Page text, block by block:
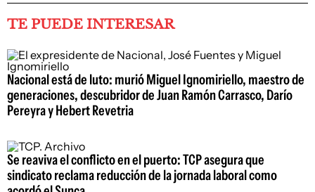
TE PUEDE INTERESAR
Nacional está de luto: murió Miguel Ignomiriello, maestro de
generaciones, descubridor de Juan Ramón Carrasco, Darío
Pereyra y Hebert Revetria
Se reaviva el conflicto en el puerto: TCP asegura que
sindicato reclama reducción de la jornada laboral como